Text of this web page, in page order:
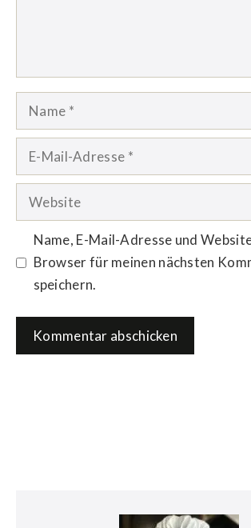
Name
Mail-
Adresse
Website
Name, E-Mail-Adresse und
Browser für meinen nächsten
speichern.